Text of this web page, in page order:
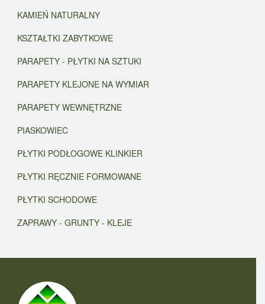
KAMIEŃ NATURALNY
KSZTAŁTKI ZABYTKOWE
PARAPETY - PŁYTKI NA SZTUKI
PARAPETY KLEJONE NA WYMIAR
PARAPETY WEWNĘTRZNE
PIASKOWIEC
PŁYTKI PODŁOGOWE KLINKIER
PŁYTKI RĘCZNIE FORMOWANE
PŁYTKI SCHODOWE
ZAPRAWY - GRUNTY - KLEJE